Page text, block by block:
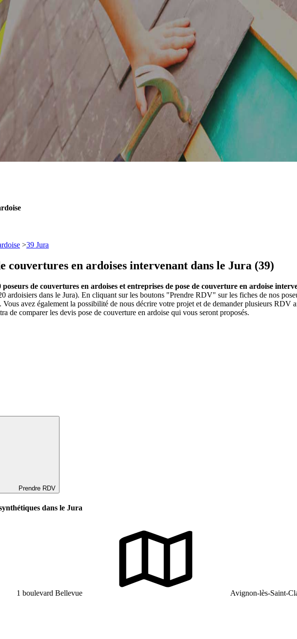
>39 Jura
couvertures en ardoises intervenant dans le Jura (39)
poseurs de couvertures en ardoises et entreprises de pose de couverture en ardoise
ardoisiers dans le Jura). En cliquant sur les boutons "Prendre RDV" sur les fiches de nos
avez également la possibilité de nous décrire votre projet et de demander plusieurs RDV
de comparer les devis pose de couverture en ardoise qui vous seront proposés.
Prendre RDV
dans le Jura
1 boulevard Bellevue Avignon-lès-Saint-